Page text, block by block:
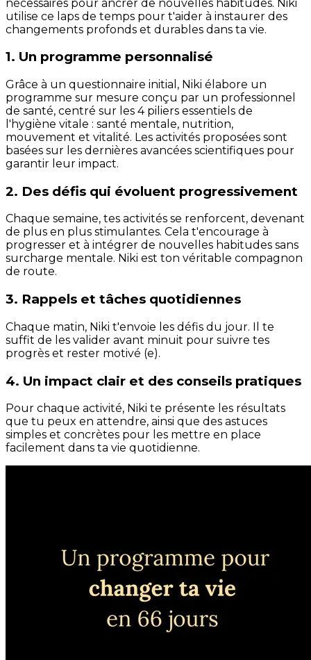
nécessaires pour ancrer de nouvelles habitudes. Niki
utilise ce laps de temps pour t'aider à instaurer des
changements profonds et durables dans ta vie.
1. Un programme personnalisé
Grâce à un questionnaire initial, Niki élabore un
programme sur mesure conçu par un professionnel
de santé, centré sur les 4 piliers essentiels de
l'hygiène vitale : santé mentale, nutrition,
mouvement et vitalité. Les activités proposées sont
basées sur les dernières avancées scientifiques pour
garantir leur impact.
2. Des défis qui évoluent progressivement
Chaque semaine, tes activités se renforcent, devenant
de plus en plus stimulantes. Cela t'encourage à
progresser et à intégrer de nouvelles habitudes sans
surcharge mentale. Niki est ton véritable compagnon
de route.
3. Rappels et tâches quotidiennes
Chaque matin, Niki t'envoie les défis du jour. Il te
suffit de les valider avant minuit pour suivre tes
progrès et rester motivé (e).
4. Un impact clair et des conseils pratiques
Pour chaque activité, Niki te présente les résultats
que tu peux en attendre, ainsi que des astuces
simples et concrètes pour les mettre en place
facilement dans ta vie quotidienne.